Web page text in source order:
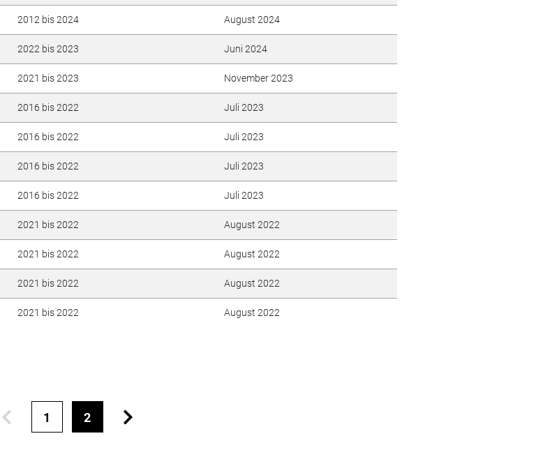
2012 bis 2024 August 2024
2022 bis 2023 Juni 2024
2021 bis 2023 November 2023
2016 bis 2022 Juli 2023
2016 bis 2022 Juli 2023
2016 bis 2022 Juli 2023
2016 bis 2022 Juli 2023
2021 bis 2022 August 2022
2021 bis 2022 August 2022
2021 bis 2022 August 2022
2021 bis 2022 August 2022
1 2